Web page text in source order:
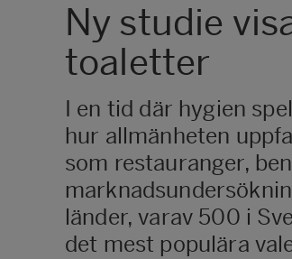
Ny studie
toaletter
I en tid där hygien
hur allmänheten
som restauranger,
länder, varav 500 i
det mest populära